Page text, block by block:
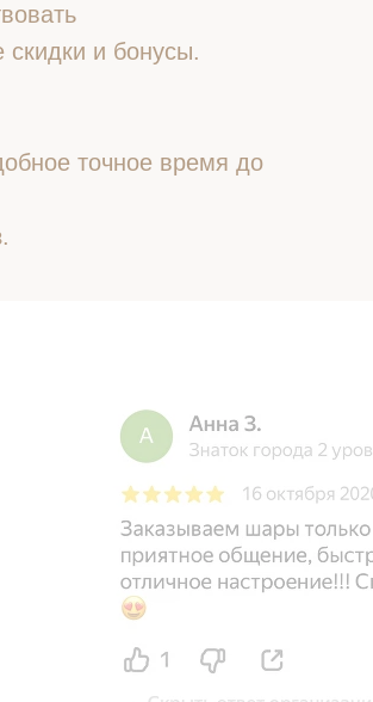
и бонусы.
точное время до